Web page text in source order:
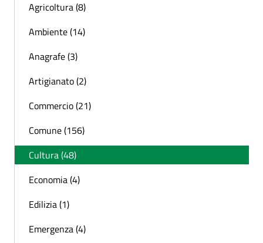
Agricoltura (8)
Ambiente (14)
Anagrafe (3)
Artigianato (2)
Commercio (21)
Comune (156)
Cultura (48)
Economia (4)
Edilizia (1)
Emergenza (4)